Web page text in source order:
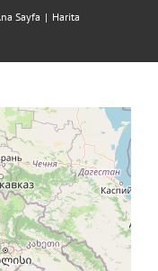
Sayfa | Harita